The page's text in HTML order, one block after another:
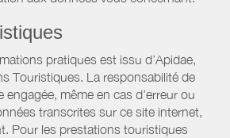
pratiques est issu d’Apidae,
Touristiques. La responsabilité de
même en cas d’erreur ou
transcrites sur ce site internet,
Pour les prestations touristiques